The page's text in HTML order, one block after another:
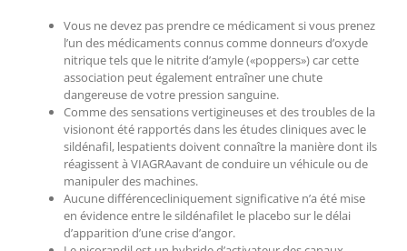
Vous ne devez pas prendre ce médicament si vous prenez
l’un des médicaments connus comme donneurs d’oxyde
nitrique tels que le nitrite d’amyle («poppers») car cette
association peut également entraîner une chute
dangereuse de votre pression sanguine.
Comme des sensations vertigineuses et des troubles de la
visionont été rapportés dans les études cliniques avec le
sildénafil, lespatients doivent connaître la manière dont ils
réagissent à VIAGRAavant de conduire un véhicule ou de
manipuler des machines.
Aucune différencecliniquement significative n’a été mise
en évidence entre le sildénafilet le placebo sur le délai
d’apparition d’une crise d’angor.